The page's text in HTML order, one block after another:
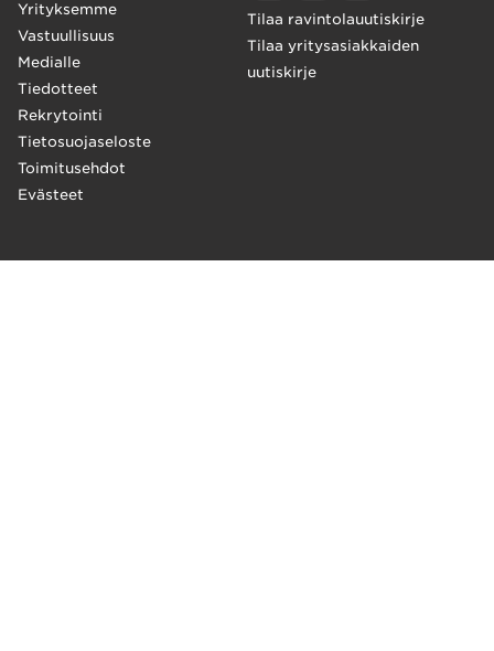
Yrityksemme
Vastuullisuus
Medialle
Tiedotteet
Rekrytointi
Tietosuojaseloste
Toimitusehdot
Evästeet
Tilaa ravintolauutiskirje
Tilaa yritysasiakkaiden
uutiskirje